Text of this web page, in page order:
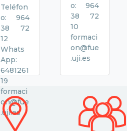
Teléfon
o: 964
38 72
12
Whats
App:
6481261
19
formaci
on@fue
.uji.es
o: 964
38 72
10
formaci
on@fue
.uji.es